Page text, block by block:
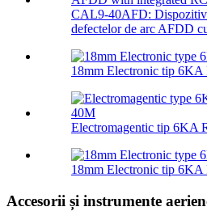
CAL9-40AFD: Dispozitiv
defectelor de arc AFDD
18mm Electronic tip
Electromagentic tip 6KA
18mm Electronic tip
Accesorii și instrumente